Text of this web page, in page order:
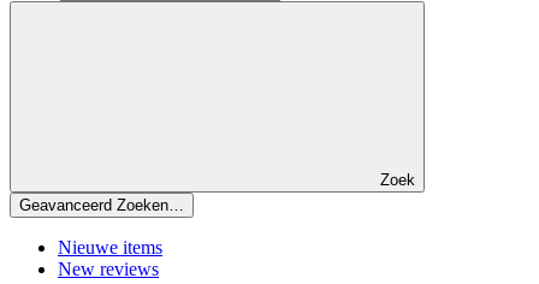
Zoek
Geavanceerd Zoeken…
Nieuwe items
New reviews